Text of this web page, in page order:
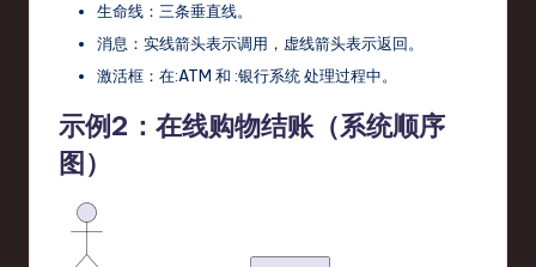
生命线：三条垂直线。
消息：实线箭头表示调用，虚线箭头表示返回。
激活框：在:ATM 和 :银行系统处理过程中。
示例2：在线购物结账（系统顺序
图）